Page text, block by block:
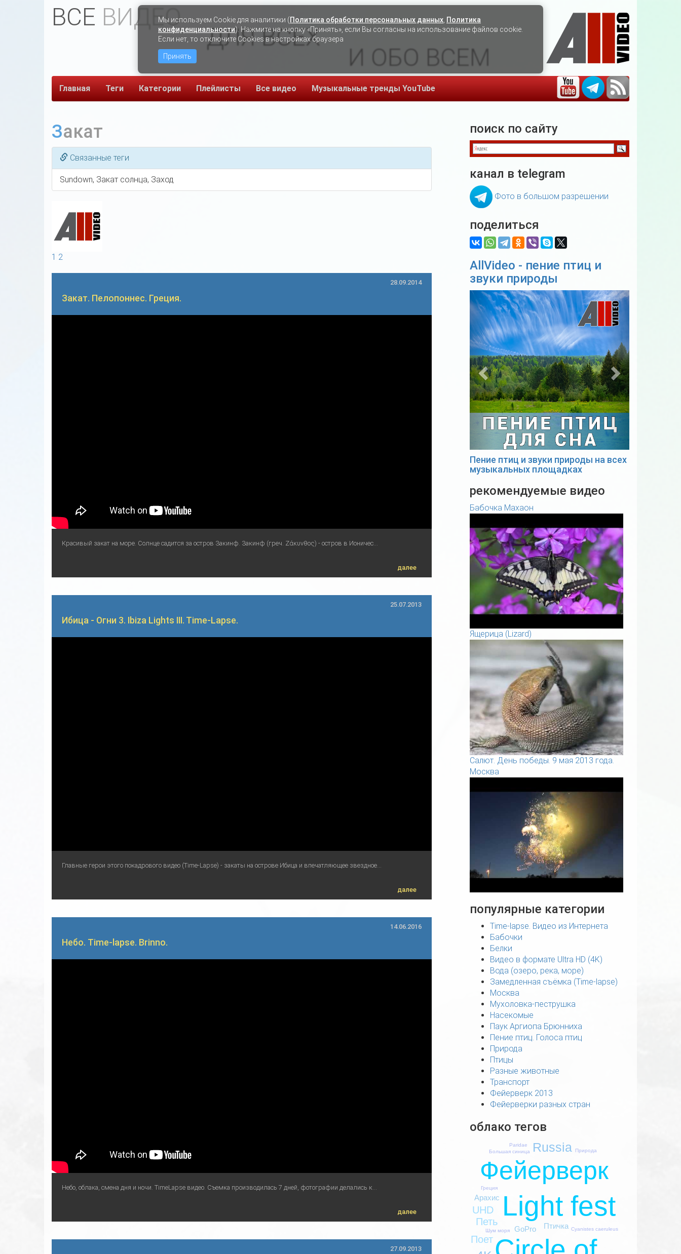
ВСЕ ВИДЕО
ДЛЯ ВСЕХ
И ОБО ВСЕМ
Главная Теги Категории Плейлисты Все видео Музыкальные тренды YouTube
Закат
Связанные теги
Sundown, Закат солнца, Заход
1 2
28.09.2014
Закат. Пелопоннес. Греция.
Красивый закат на море. Солнце садится за остров Закинф. Закинф (греч. Ζάκυνθος) - остров в Ионичес...
далее
25.07.2013
Ибица - Огни 3. Ibiza Lights III. Time-Lapse.
Главные герои этого покадрового видео (Time-Lapse) - закаты на острове Ибица и впечатляющее звездное...
далее
14.06.2016
Небо. Time-lapse. Brinno.
Небо, облака, смена дня и ночи. TimeLapse видео. Съемка производилась 7 дней, фотографии делались к...
далее
27.09.2013
поиск по сайту
канал в telegram
Фото в большом разрешении
поделиться
AllVideo - пение птиц и
звуки природы
Previous Next
Пение птиц и звуки природы на всех
музыкальных площадках
рекомендуемые видео
Бабочка Махаон
Ящерица (Lizard)
Салют. День победы. 9 мая 2013 года.
Москва
популярные категории
Time-lapse. Видео из Интернета
Бабочки
Белки
Видео в формате Ultra HD (4K)
Вода (озеро, река, море)
Замедленная съёмка (Time-lapse)
Москва
Мухоловка-пеструшка
Насекомые
Паук Аргиопа Брюнниха
Пение птиц. Голоса птиц
Природа
Птицы
Разные животные
Транспорт
Фейерверк 2013
Фейерверки разных стран
облако тегов
Light fest
Фейерверк
Russia
UHD
Поет
Петь
GoPro Птичка
Арахис
Большая синица
Шум моря Cyanistes caeruleus
Греция
Paridae
Природа
Мы используем Сookie для аналитики (Политика обработки персональных данных Политика
конфиденциальности). Нажмите на кнопку «Принять», если Вы согласны на использование файлов cookie.
Если нет, то отключите Cookies в настройках браузера
Принять